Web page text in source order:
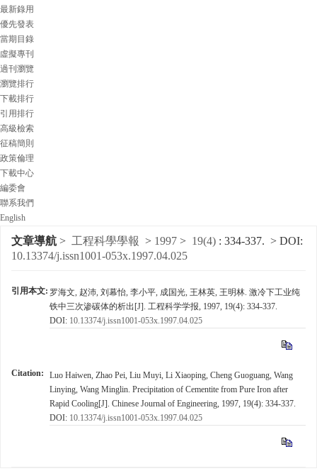
最新錄用
優先發表
當期目錄
虛擬專刊
過刊瀏覽
瀏覽排行
下載排行
引用排行
高級檢索
征稿簡則
政策倫理
下載中心
編委會
聯系我們
English
文章導航 > 工程科學學報 > 1997 > 19(4) : 334-337. > DOI:
10.13374/j.issn1001-053x.1997.04.025
引用本文: 罗海文, 赵沛, 刘幕怡, 李小平, 成国光, 王林英, 王明林. 激冷下工业纯
铁中三次渗碳体的析出[J]. 工程科学学报, 1997, 19(4): 334-337.
DOI: 10.13374/j.issn1001-053x.1997.04.025
Citation:
Luo Haiwen, Zhao Pei, Liu Muyi, Li Xiaoping, Cheng Guoguang, Wang
Linying, Wang Minglin. Precipitation of Cementite from Pure Iron after
Rapid Cooling[J]. Chinese Journal of Engineering, 1997, 19(4): 334-337.
DOI: 10.13374/j.issn1001-053x.1997.04.025